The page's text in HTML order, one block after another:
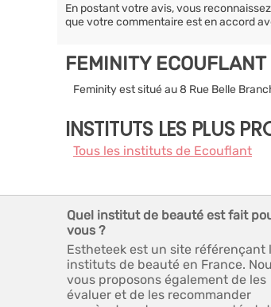
En postant votre avis, vous
que votre commentaire est en accord
FEMINITY
Feminity est situé au 8 Rue Belle
INSTITUTS LES PLUS
Tous les instituts de Ecouflant
Quel institut de beauté est fait
vous ?
Estheteek est un site référençant
instituts de beauté en France.
vous proposons également de les
évaluer et de les recommander